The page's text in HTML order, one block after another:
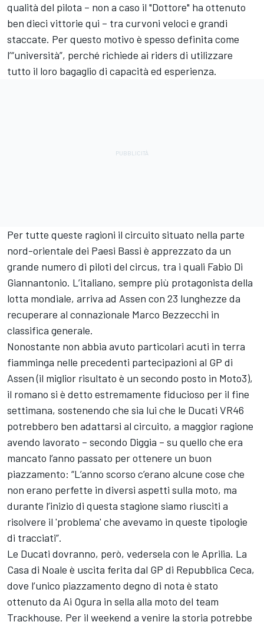
qualità del pilota – non a caso il "Dottore" ha ottenuto
ben dieci vittorie qui – tra curvoni veloci e grandi
staccate. Per questo motivo è spesso definita come
l’“università”, perché richiede ai riders di utilizzare
tutto il loro bagaglio di capacità ed esperienza.
Per tutte queste ragioni il circuito situato nella parte
nord-orientale dei Paesi Bassi è apprezzato da un
grande numero di piloti del circus, tra i quali Fabio Di
Giannantonio. L’italiano, sempre più protagonista della
lotta mondiale, arriva ad Assen con 23 lunghezze da
recuperare al connazionale Marco Bezzecchi in
classifica generale.
Nonostante non abbia avuto particolari acuti in terra
fiamminga nelle precedenti partecipazioni al GP di
Assen (il miglior risultato è un secondo posto in Moto3),
il romano si è detto estremamente fiducioso per il fine
settimana, sostenendo che sia lui che le Ducati VR46
potrebbero ben adattarsi al circuito, a maggior ragione
avendo lavorato – secondo Diggia – su quello che era
mancato l’anno passato per ottenere un buon
piazzamento: “L’anno scorso c’erano alcune cose che
non erano perfette in diversi aspetti sulla moto, ma
durante l’inizio di questa stagione siamo riusciti a
risolvere il 'problema' che avevamo in queste tipologie
di tracciati”.
Le Ducati dovranno, però, vedersela con le Aprilia. La
Casa di Noale è uscita ferita dal GP di Repubblica Ceca,
dove l’unico piazzamento degno di nota è stato
ottenuto da Ai Ogura in sella alla moto del team
Trackhouse. Per il weekend a venire la storia potrebbe